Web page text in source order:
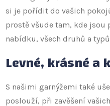
si je pořídit do vašich
prostě všude tam, kde jsou
nabídku, všech druhů a
Levné, krásné a
S našimi garnýžemi také
poslouží, při zavěšení